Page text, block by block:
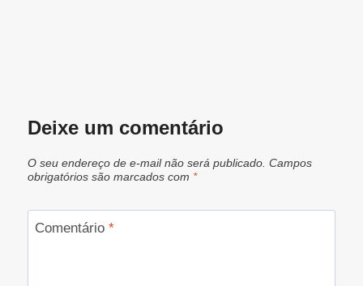
Deixe um comentário
O seu endereço de e-mail não será publicado. Campos
obrigatórios são marcados com *
Comentário *